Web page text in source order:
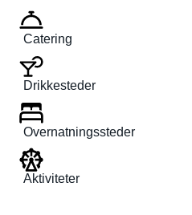
Catering
Drikkesteder
Overnatningssteder
Aktiviteter